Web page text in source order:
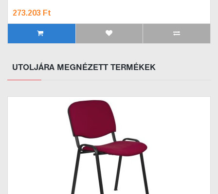
273.203 Ft
UTOLJÁRA MEGNÉZETT TERMÉKEK